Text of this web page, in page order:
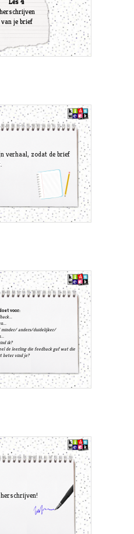
herschrijven
van je brief
verhaal, zodat de brief
voor:
minder/ anders/duidelijker/
ik?
de leerling die feedback gaf wat die
beter vind je?